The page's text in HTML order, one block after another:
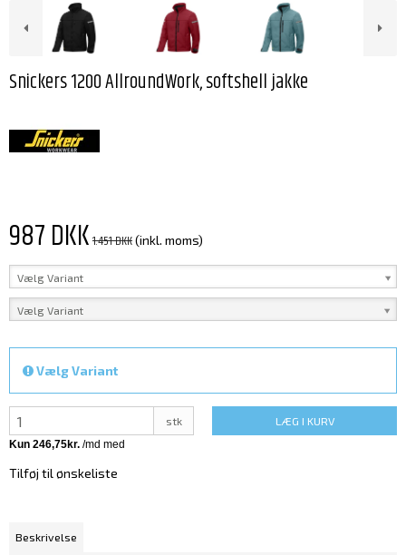
Snickers 1200 AllroundWork, softshell jakke
987 DKK1.451 DKK(inkl. moms)
Vælg Variant
Vælg Variant
Vælg Variant
stk LÆG I KURV
Tilføj til ønskeliste
Beskrivelse